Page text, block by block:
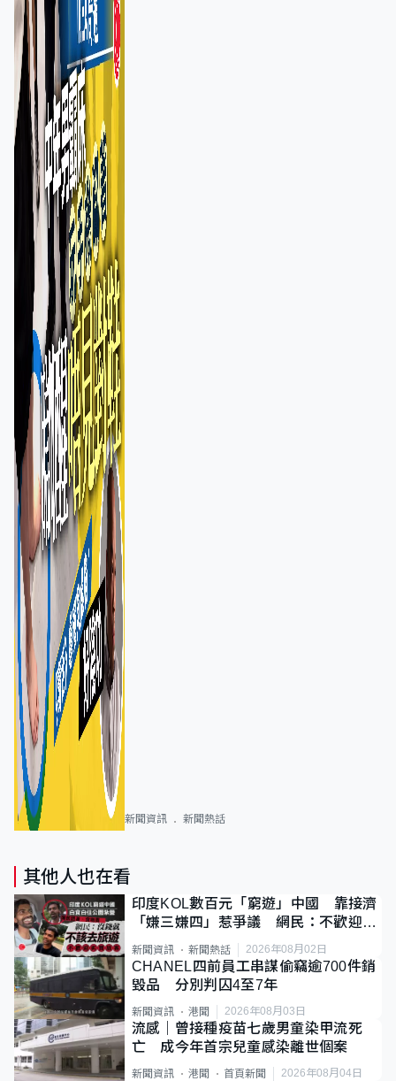
新聞資訊 新聞熱話
其他人也在看
印度KOL數百元「窮遊」中國 靠接濟
「嫌三嫌四」惹爭議 網民：不歡迎劣
質旅客
新聞資訊 新聞熱話 2026年08月02日
CHANEL四前員工串謀偷竊逾700件銷
毀品 分別判囚4至7年
新聞資訊 港聞 2026年08月03日
流感｜曾接種疫苗七歲男童染甲流死
亡 成今年首宗兒童感染離世個案
新聞資訊 港聞 首頁新聞 2026年08月04日